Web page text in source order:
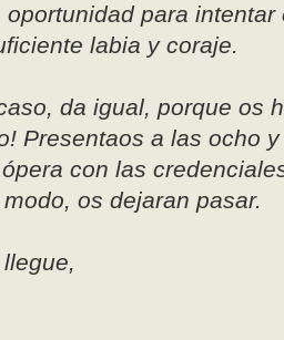
para
labia y coraje.
da igual, porque os
Presentaos a las ocho
con las
os dejaran pasar.